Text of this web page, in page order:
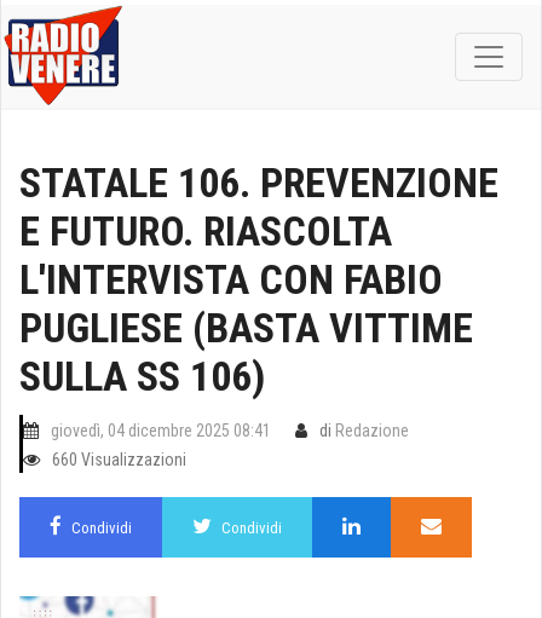
STATALE 106. PREVENZIONE
E FUTURO. RIASCOLTA
L'INTERVISTA CON FABIO
PUGLIESE (BASTA VITTIME
SULLA SS 106)
giovedì, 04 dicembre 2025 08:41 di Redazione
660 Visualizzazioni
Condividi Condividi